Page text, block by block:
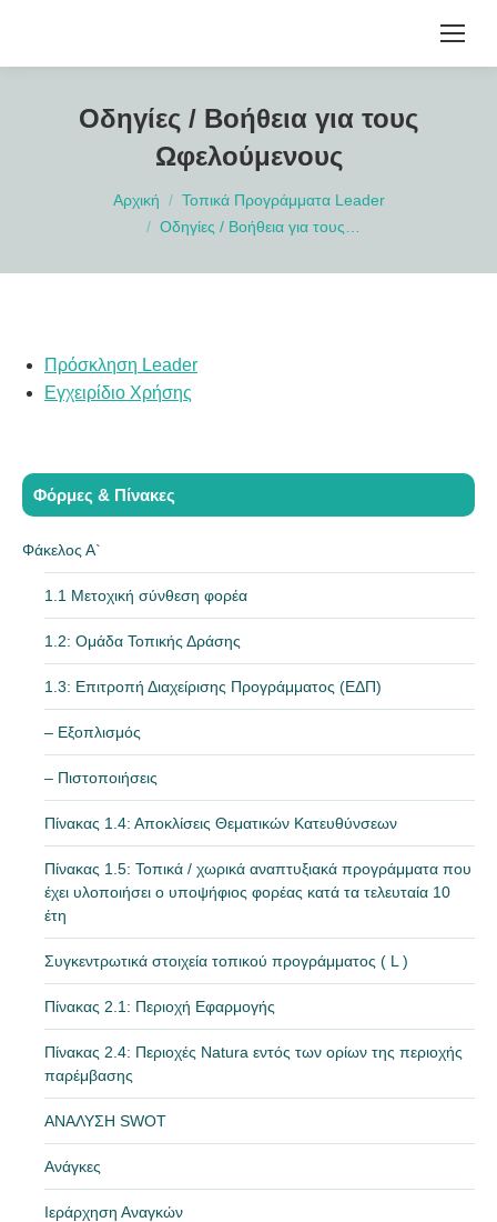
Οδηγίες / Βοήθεια για τους
Ωφελούμενους
Αρχική
Τοπικά Προγράμματα Leader
Οδηγίες / Βοήθεια για τους…
Πρόσκληση Leader
Εγχειρίδιο Χρήσης
Φόρμες & Πίνακες
Φάκελος Α`
1.1 Μετοχική σύνθεση φορέα
1.2: Ομάδα Τοπικής Δράσης
1.3: Επιτροπή Διαχείρισης Προγράμματος (ΕΔΠ)
– Εξοπλισμός
– Πιστοποιήσεις
Πίνακας 1.4: Αποκλίσεις Θεματικών Κατευθύνσεων
Πίνακας 1.5: Τοπικά / χωρικά αναπτυξιακά προγράμματα που
έχει υλοποιήσει ο υποψήφιος φορέας κατά τα τελευταία 10
έτη
Συγκεντρωτικά στοιχεία τοπικού προγράμματος ( L )
Πίνακας 2.1: Περιοχή Εφαρμογής
Πίνακας 2.4: Περιοχές Natura εντός των ορίων της περιοχής
παρέμβασης
ΑΝΑΛΥΣΗ SWOT
Ανάγκες
Ιεράρχηση Αναγκών